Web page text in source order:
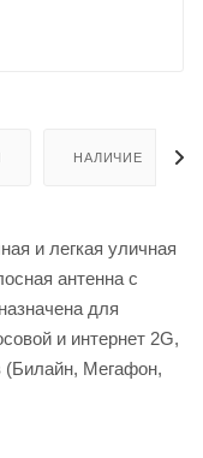
НАЛИЧИЕ
и легкая уличная
антенна с
для
и интернет 2G,
(Билайн, Мегафон,